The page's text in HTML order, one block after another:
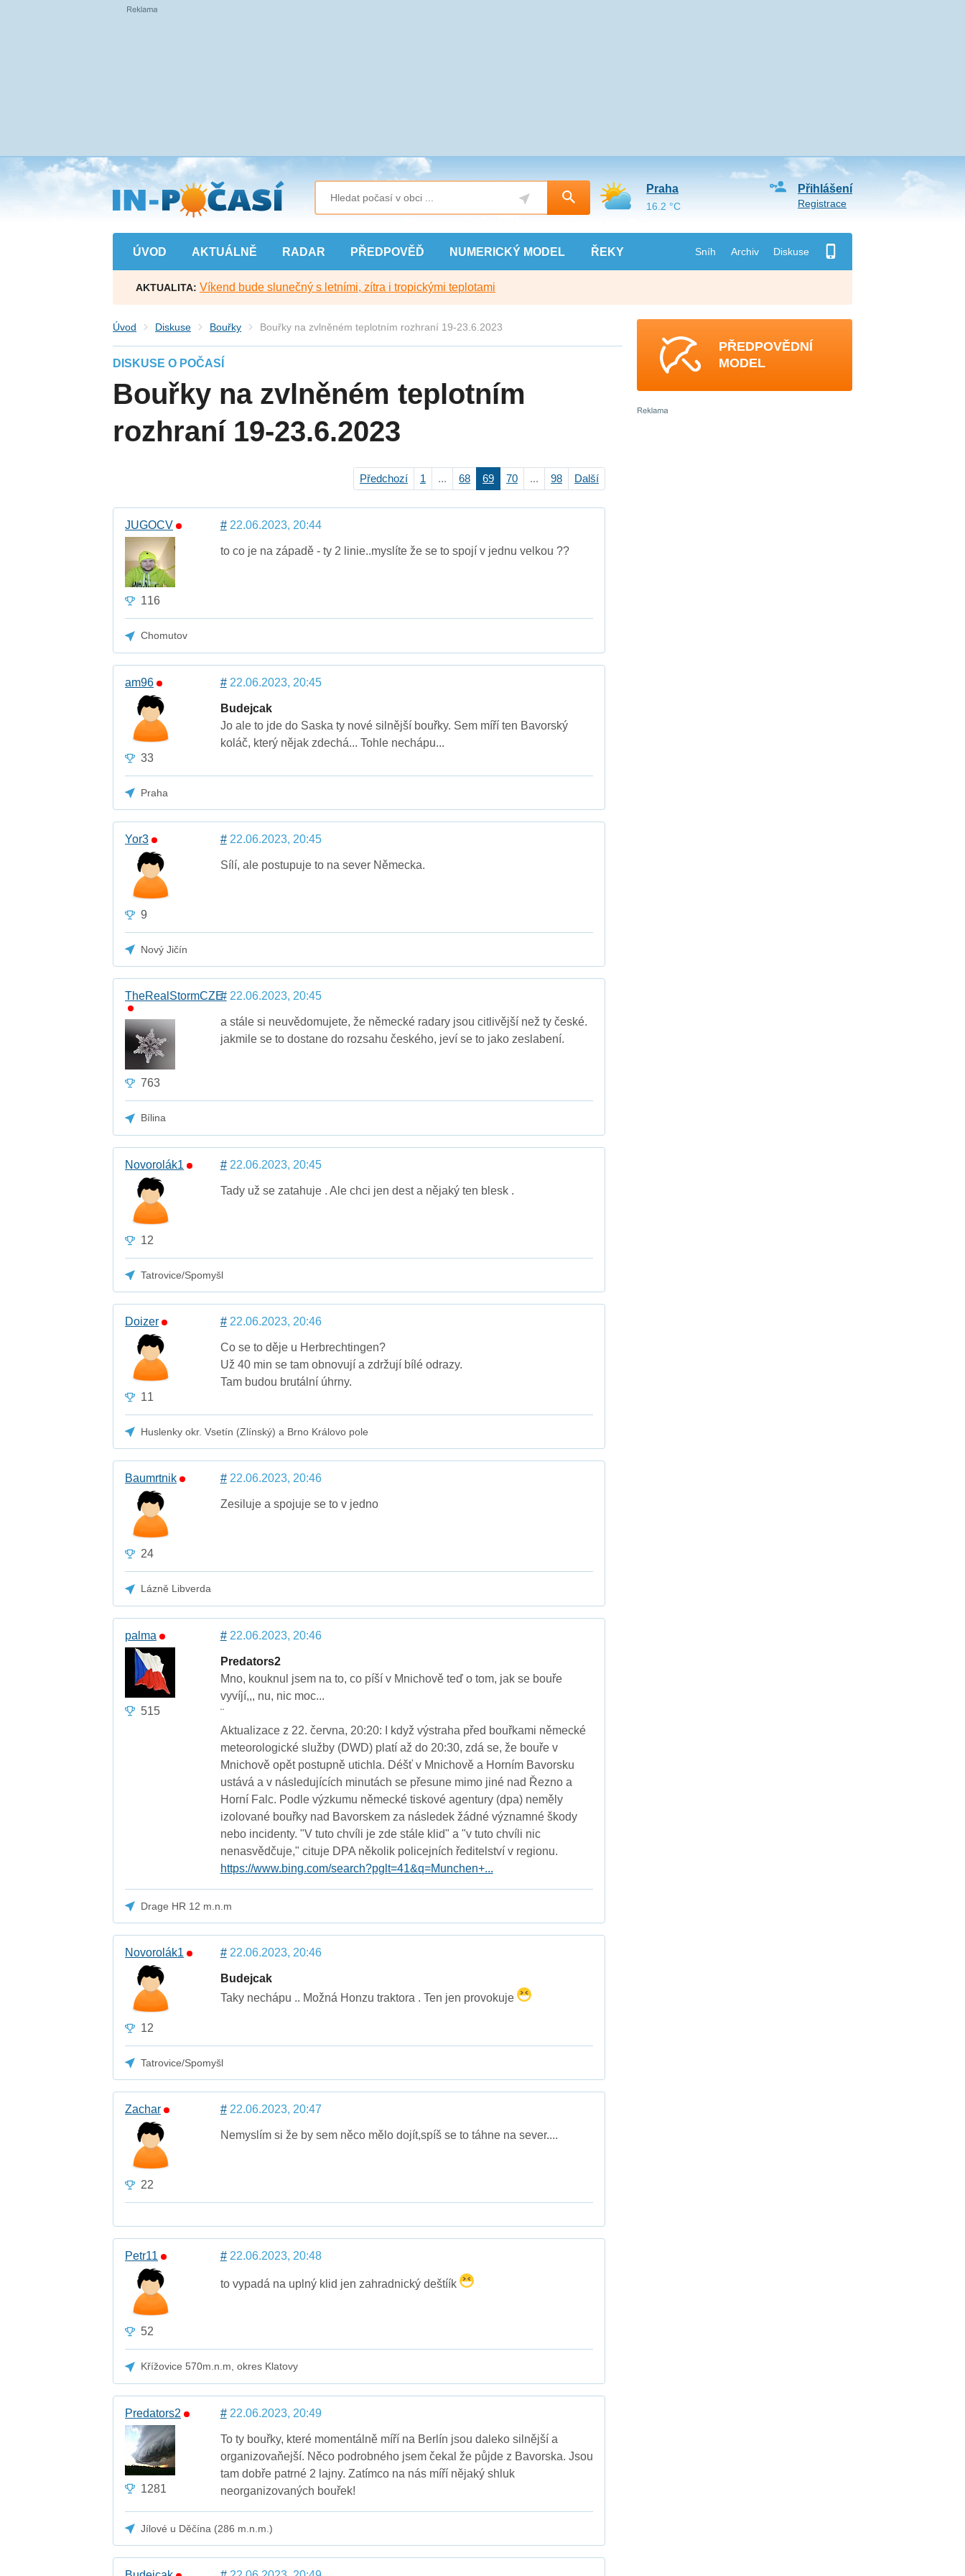
Přejít
na
hlavní
obsah
ÚVOD AKTUÁLNĚ RADAR PŘEDPOVĚĎ NUMERICKÝ MODEL ŘEKY Sníh Archiv Diskuse
Přihlášení
Registrace
Praha
16.2 °C
AKTUALITA: Víkend bude slunečný s letními, zítra i tropickými teplotami
Úvod Diskuse Bouřky Bouřky na zvlněném teplotním rozhraní 19-23.6.2023
DISKUSE O POČASÍ
Bouřky na zvlněném teplotním
rozhraní 19-23.6.2023
Předchozí 1 ... 68 69 70 ... 98 Další
JUGOCV
116
#22.06.2023, 20:44
to co je na západě - ty 2 linie..myslíte že se to spojí v jednu velkou ??
Chomutov
am96
33
#22.06.2023, 20:45
Budejcak
Jo ale to jde do Saska ty nové silnější bouřky. Sem míří ten Bavorský
koláč, který nějak zdechá... Tohle nechápu...
Praha
Yor3
9
#22.06.2023, 20:45
Sílí, ale postupuje to na sever Německa.
Nový Jičín
TheRealStormCZE
763
#22.06.2023, 20:45
a stále si neuvědomujete, že německé radary jsou citlivější než ty české.
jakmile se to dostane do rozsahu českého, jeví se to jako zeslabení.
Bílina
Novorolák1
12
#22.06.2023, 20:45
Tady už se zatahuje . Ale chci jen dest a nějaký ten blesk .
Tatrovice/Spomyšl
Doizer
11
#22.06.2023, 20:46
Co se to děje u Herbrechtingen?
Už 40 min se tam obnovují a zdržují bílé odrazy.
Tam budou brutální úhrny.
Huslenky okr. Vsetín (Zlínský) a Brno Královo pole
Baumrtnik
24
#22.06.2023, 20:46
Zesiluje a spojuje se to v jedno
Lázně Libverda
palma
515
#22.06.2023, 20:46
Predators2
Mno, kouknul jsem na to, co píší v Mnichově teď o tom, jak se bouře
vyvíjí,,, nu, nic moc...
¨
Aktualizace z 22. června, 20:20: I když výstraha před bouřkami německé
meteorologické služby (DWD) platí až do 20:30, zdá se, že bouře v
Mnichově opět postupně utichla. Déšť v Mnichově a Horním Bavorsku
ustává a v následujících minutách se přesune mimo jiné nad Řezno a
Horní Falc. Podle výzkumu německé tiskové agentury (dpa) neměly
izolované bouřky nad Bavorskem za následek žádné významné škody
nebo incidenty. "V tuto chvíli je zde stále klid" a "v tuto chvíli nic
nenasvědčuje," cituje DPA několik policejních ředitelství v regionu.
https://www.bing.com/search?pglt=41&q=Munchen+...
Drage HR 12 m.n.m
Novorolák1
12
#22.06.2023, 20:46
Budejcak
Taky nechápu .. Možná Honzu traktora . Ten jen provokuje
Tatrovice/Spomyšl
Zachar
22
#22.06.2023, 20:47
Nemyslím si že by sem něco mělo dojít,spíš se to táhne na sever....
Petr11
52
#22.06.2023, 20:48
to vypadá na uplný klid jen zahradnický deštíík
Křížovice 570m.n.m, okres Klatovy
Predators2
1281
#22.06.2023, 20:49
To ty bouřky, které momentálně míří na Berlín jsou daleko silnější a
organizovaňejší. Něco podrobného jsem čekal že půjde z Bavorska. Jsou
tam dobře patrné 2 lajny. Zatímco na nás míří nějaký shluk
neorganizovaných bouřek!
Jílové u Děčína (286 m.n.m.)
PŘEDPOVĚDNÍ
MODEL